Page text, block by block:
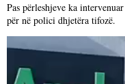
Pas përleshjeve ka
për në polici dhjetëra tifozë.